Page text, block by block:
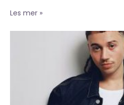
Les mer »